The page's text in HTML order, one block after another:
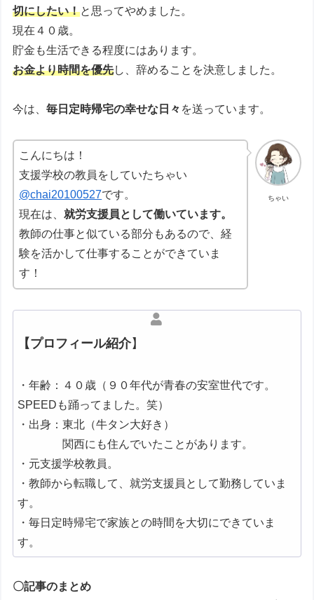
切にしたい！と思ってやめました。
現在４０歳。
貯金も生活できる程度にはあります。
お金より時間を優先し、辞めることを決意しました。
今は、毎日定時帰宅の幸せな日々 を送っています。
ちゃい
こんにちは！
支援学校の教員をしていたちゃい
@chai20100527です。
現在は、就労支援員として働いています。
教師の仕事と似ている部分もあるので、経
験を活かして仕事することができていま
す！
【プロフィール紹介】
・年齢：４０歳（９０年代が青春の安室世代です。
SPEEDも踊ってました。笑）
・出身：東北（牛タン大好き）
関西にも住んでいたことがあります。
・元支援学校教員。
・教師から転職して、就労支援員として勤務していま
す。
・毎日定時帰宅で家族との時間を大切にできていま
す。
〇記事のまとめ